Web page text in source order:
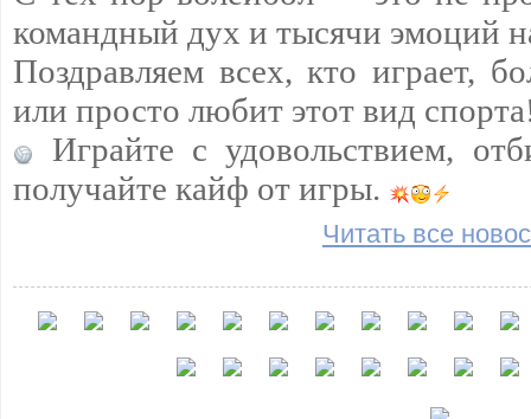
командный дух и тысячи эмоций
Поздравляем всех, кто играет,
или просто любит этот вид
Играйте с удовольствием,
получайте кайф от игры.
Читать все